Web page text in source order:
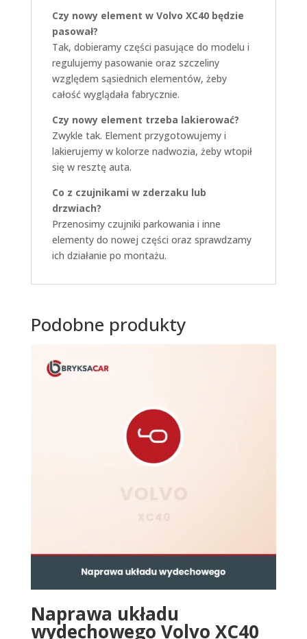
Czy nowy element w Volvo XC40 będzie
pasował?
Tak, dobieramy części pasujące do modelu i
regulujemy pasowanie oraz szczeliny
względem sąsiednich elementów, żeby
całość wyglądała fabrycznie.
Czy nowy element trzeba lakierować?
Zwykle tak. Element przygotowujemy i
lakierujemy w kolorze nadwozia, żeby wtopił
się w resztę auta.
Co z czujnikami w zderzaku lub
drzwiach?
Przenosimy czujniki parkowania i inne
elementy do nowej części oraz sprawdzamy
ich działanie po montażu.
Podobne produkty
Naprawa układu
wydechowego Volvo XC40